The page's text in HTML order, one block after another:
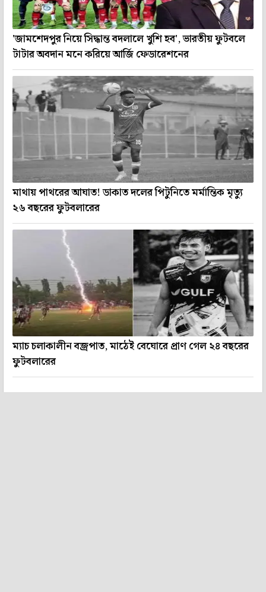
'জামশেদপুর নিয়ে সিদ্ধান্ত বদলালে খুশি হব', ভারতীয় ফুটবলে
টাটার অবদান মনে করিয়ে আর্জি ফেডারেশনের
মাথায় পাথরের আঘাত! ডাকাত দলের পিটুনিতে মর্মান্তিক মৃত্যু
২৬ বছরের ফুটবলারের
ম্যাচ চলাকালীন বজ্রপাত, মাঠেই বেঘোরে প্রাণ গেল ২৪ বছরের
ফুটবলারের